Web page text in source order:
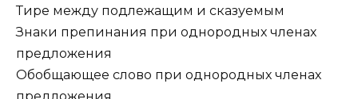
Тире между подлежащим и сказуемым
Знаки препинания при однородных членах
предложения
Обобщающее слово при однородных членах